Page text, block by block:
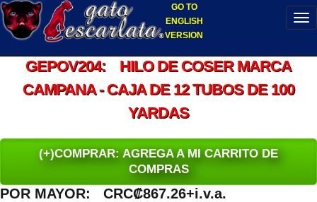
GO TO
ENGLISH
VERSION
GEPOV204: HILO DE COSER MARCA
CAMPANA - CAJA DE 12 TUBOS DE 100
YARDAS
(+)COMPRAR: AGREGA A MI CARRITO DE
COMPRAS
POR MAYOR: CRC₡867.26+i.v.a.